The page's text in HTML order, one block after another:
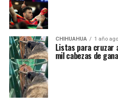
CHIHUAHUA 1 año ago
Listas para cruzar
mil cabezas de